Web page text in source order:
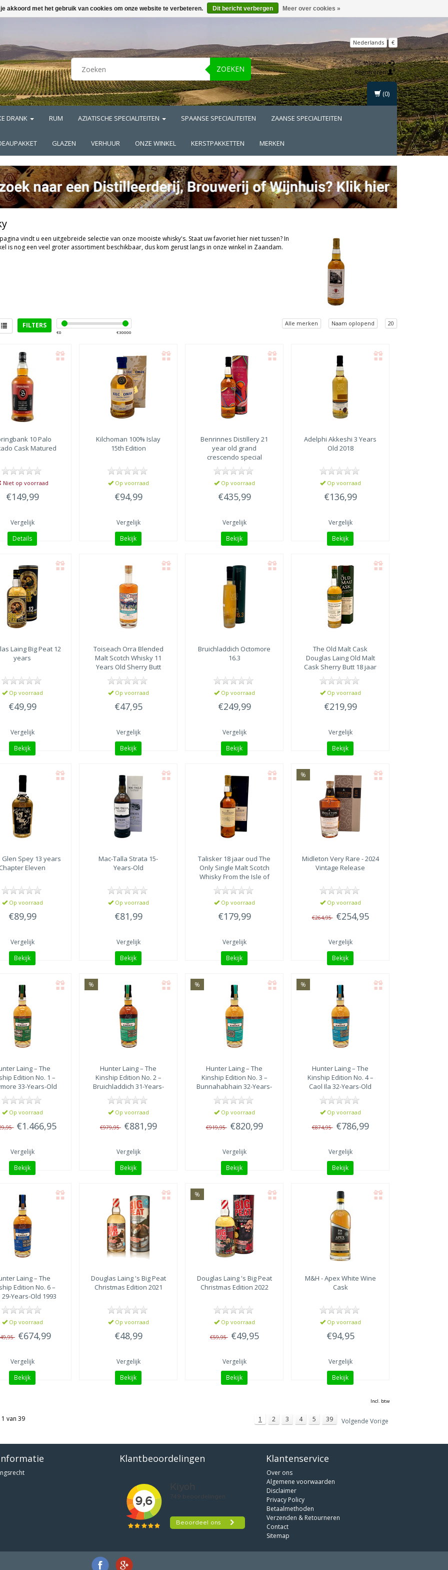
ZOEKEN
Nederlands €
Inloggen
Registreren
DRANK RUM AZIATISCHE SPECIALITEITEN SPAANSE SPECIALITEITEN ZAANSE SPECIALITEITEN
GLAZEN VERHUUR ONZE WINKEL KERSTPAKKETTEN MERKEN
(0)
vindt u een uitgebreide selectie van onze mooiste whisky's. Staat uw favoriet hier niet tussen? In
is nog een veel groter assortiment beschikbaar, dus kom gerust langs in onze winkel in Zaandam.
FILTERS
€0 €30000
Alle merken Naam oplopend 20
(36)
(31)
(26)
(2)
(9)
of Mull(1)
of Skye (1)
10 Palo
Cask Matured
Niet op voorraad
€149,99
Vergelijk
Details
Kilchoman 100% Islay
15th Edition
Op voorraad
€94,99
Vergelijk
Bekijk
Benrinnes Distillery21
year old grand
crescendo special
release 2024
Op voorraad
€435,99
Vergelijk
Bekijk
Adelphi Akkeshi 3 Years
Old 2018
Op voorraad
€136,99
Vergelijk
Bekijk
LaingBig Peat 12
years
Op voorraad
€49,99
Vergelijk
Bekijk
Toiseach Orra Blended
Malt Scotch Whisky 11
Years Old Sherry Butt
Op voorraad
€47,95
Vergelijk
Bekijk
Bruichladdich Octomore
16.3
Op voorraad
€249,99
Vergelijk
Bekijk
The Old Malt Cask
Douglas Laing Old Malt
Cask Sherry Butt 18 jaar
oud
Op voorraad
€219,99
Vergelijk
Bekijk
Glen Spey 13 years
Eleven
Op voorraad
€89,99
Vergelijk
Bekijk
Mac-Talla Strata 15-
Years-Old
Op voorraad
€81,99
Vergelijk
Bekijk
Talisker 18 jaar oud The
Only Single Malt Scotch
Whisky From the Isle of
Skye
Op voorraad
€179,99
Vergelijk
Bekijk
%
Midleton Very Rare - 2024
Vintage Release
Op voorraad
€264,95 €254,95
Vergelijk
Bekijk
Laing– The
Edition No. 1 –
33-Years-Old
1989
Op voorraad
€1.466,95
Vergelijk
Bekijk
%
Hunter Laing– The
Kinship Edition No. 2 –
Bruichladdich 31-Years-
Old 1991
Op voorraad
€979,95 €881,99
Vergelijk
Bekijk
%
Hunter Laing– The
Kinship Edition No. 3 –
Bunnahabhain 32-Years-
Old 1990
Op voorraad
€919,95 €820,99
Vergelijk
Bekijk
%
Hunter Laing– The
Kinship Edition No. 4 –
Caol Ila 32-Years-Old
1990
Op voorraad
€874,95 €786,99
Vergelijk
Bekijk
Laing– The
Edition No. 6 –
29-Years-Old 1993
Op voorraad
€674,99
Vergelijk
Bekijk
Douglas Laing's Big Peat
Christmas Edition 2021
Op voorraad
€48,99
Vergelijk
Bekijk
%
Douglas Laing's Big Peat
Christmas Edition 2022
Op voorraad
€59,95 €49,95
Vergelijk
Bekijk
M&H - Apex White Wine
Cask
Op voorraad
€94,95
Vergelijk
Bekijk
Incl. btw
van 39 1 2 3 4 5 39 Volgende Vorige
Klantbeoordelingen Klantenservice
Over ons
Algemene voorwaarden
Disclaimer
Privacy Policy
Betaalmethoden
Verzenden & Retourneren
Contact
Sitemap
akkoord met het gebruik van cookies om onze website te verbeteren. Dit bericht verbergen Meer over cookies »